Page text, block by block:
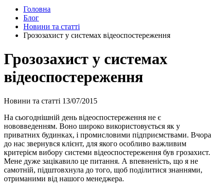
Головна
Блог
Новини та статті
Грозозахист у системах відеоспостереження
Грозозахист у системах
відеоспостереження
Новини та статті 13/07/2015
На сьогоднішній день відеоспостереження не є
нововведенням. Воно широко використовується як у
приватних будинках, і промисловими підприємствами. Вчора
до нас звернувся клієнт, для якого особливо важливим
критерієм вибору системи відеоспостереження був грозахист.
Мене дуже зацікавило це питання. А впевненість, що я не
самотній, підштовхнула до того, щоб поділитися знаннями,
отриманими від нашого менеджера.